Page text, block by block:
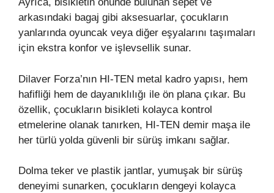
arkasındaki bagaj gibi aksesuarlar, çocukların
yanlarında oyuncak veya diğer eşyalarını taşımaları
için ekstra konfor ve işlevsellik sunar.
Dilaver Forza’nın HI-TEN metal kadro yapısı, hem
hafifliği hem de dayanıklılığı ile ön plana çıkar. Bu
özellik, çocukların bisikleti kolayca kontrol
etmelerine olanak tanırken, HI-TEN demir maşa ile
her türlü yolda güvenli bir sürüş imkanı sağlar.
Dolma teker ve plastik jantlar, yumuşak bir sürüş
deneyimi sunarken, çocukların dengeyi kolayca